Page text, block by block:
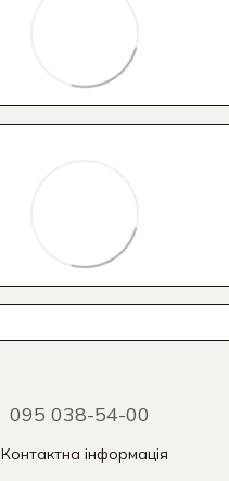
095 038-54-00
Контактна інформація